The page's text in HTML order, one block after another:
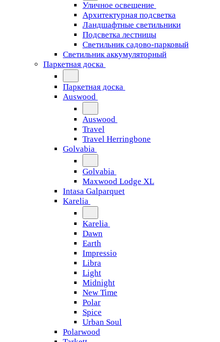
Уличное освещение
Архитектурная подсветка
Ландшафтные светильники
Подсветка лестницы
Светильник садово-парковый
Светильник аккумуляторный
Паркетная доска
Паркетная доска
Auswood
Auswood
Travel
Travel Herringbone
Golvabia
Golvabia
Maxwood Lodge XL
Intasa Galparquet
Karelia
Karelia
Dawn
Earth
Impressio
Libra
Light
Midnight
New Time
Polar
Spice
Urban Soul
Polarwood